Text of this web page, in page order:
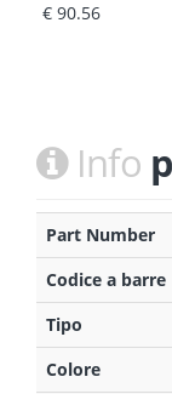
€ 90.56
Info
Part Number
Codice a barre
Tipo
Colore